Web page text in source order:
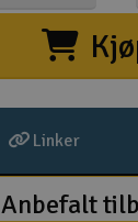
Linker
Anbefalt